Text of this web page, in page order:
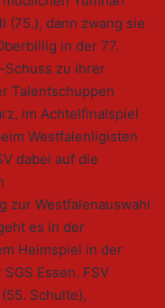
(75.), dann zwang sie
in der 77.
Schuss zu ihrer
Talentschuppen
im Achtelfinalspiel
Westfalenligisten
dabei auf die
zur Westfalenauswahl
es in der
Heimspiel in der
Essen. FSV
Schulte),